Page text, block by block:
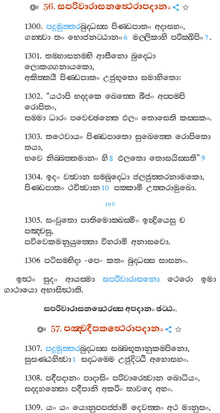
56.සපරිවාරාසනත්‍ථෙරාපදානං
1300.පදුමුත‍්තරබුද‍්ධස‍්ස පිණ‍්ඩපාතං අදාසහං,
ගන‍්ත්‍වා තං භොජනට‍්ඨානං6 මල‍්ලිකාහි පරික‍්ඛිපිං7.
1301.තම‍්හාසනම‍්භි ආසීනො බුද‍්ධො
ලොකග‍්ගනායකො,
අකිත‍්තයී පිණ‍්ඩපාතං උජුභූතො සමාහිතො:
1302. “යථාපි භද‍්දකෙ ඛෙත‍්තෙ බීජං අප‍්පම‍්පි
රොපිතං,
සම‍්මා ධාරං පවෙච‍්ඡන‍්තෙ ඵලං තොසෙති කස‍්සකං.
1303.තථෙවායං පිණ‍්ඩපාතො සුඛෙත‍්තෙ රොපිතො
තයා,
භවෙ නිබ‍්බත‍්තමානං හි 8 ඵලතො තොසයිස‍්සති” 9
1304.ඉදං වත්‍වාන සම‍්බුද‍්ධො ජලජුත‍්තරනාමකො,
පිණ‍්ඩපාතං ථවිත්‍වාන 10 පක‍්කාමි උත‍්තරාමුඛො.
190
1305.සංවුතො පාතිමොක‍්ඛස‍්මිං ඉන්‍ද්‍රියෙසු ච
පඤ‍්චසු,
පවිවෙකමනුයුත‍්තො විහරාමි අනාසවො.
1306පටිසම‍්භිදා -පෙ-කතං බුද‍්ධස‍්ස සාසනං.
ඉත්‍ථං
සුදං ආයස‍්මා සපරිවාරාසනො ථෙරො
ඉමා
ගාථායො අභාසිත්‍ථාති.
සපරිවාරාසනත්‍ථෙරස‍්සඅපදානංඡට‍්ඨං.
57.පඤ‍්චදීපකත්‍ථෙරාපදානං
1307.පදුමුත‍්තරබුද‍්ධස‍්ස සබ‍්බභූතානුකම‍්පිනො,
සුසණ‍්ඨහිත්‍වා 1 සද‍්ධම‍්මෙ උජුදිට‍්ඨි අහොසහං.
1308.පදීපදානං පාදාසිං පරිවාරෙත්‍වාන බොධියං,
සද‍්දහන‍්තො පදීපානි අකරිං තාවදෙ අහං.
1309.යං යං යොනුපපජ‍්ජාමි දෙවත‍්තං අථ මානුසං,